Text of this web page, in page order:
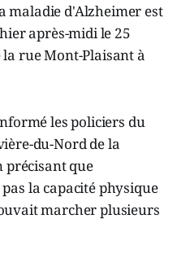
maladie d'Alzheimer est
après-midi le 25
rue Mont-Plaisant à
les policiers du
du-Nord de la
précisant que
la capacité physique
marcher plusieurs